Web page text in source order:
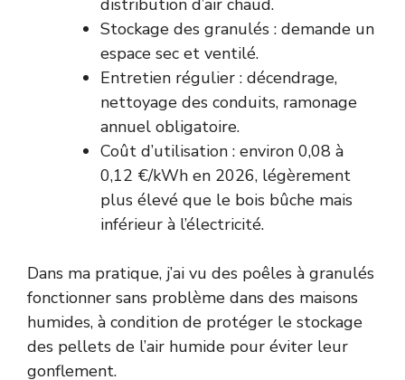
distribution d’air chaud.
Stockage des granulés : demande un
espace sec et ventilé.
Entretien régulier : décendrage,
nettoyage des conduits, ramonage
annuel obligatoire.
Coût d’utilisation : environ 0,08 à
0,12 €/kWh en 2026, légèrement
plus élevé que le bois bûche mais
inférieur à l’électricité.
Dans ma pratique, j’ai vu des poêles à granulés
fonctionner sans problème dans des maisons
humides, à condition de protéger le stockage
des pellets de l’air humide pour éviter leur
gonflement.